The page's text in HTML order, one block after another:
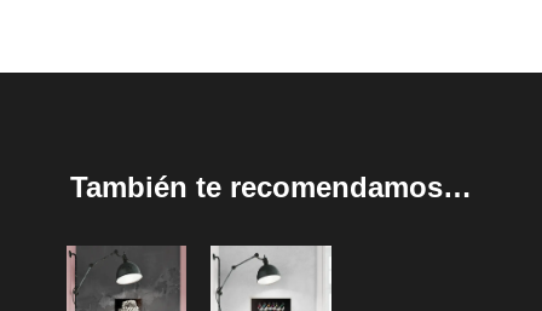
También te recomendamos…